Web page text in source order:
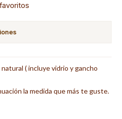
( incluye vidrio y gancho
la medida que más te guste.